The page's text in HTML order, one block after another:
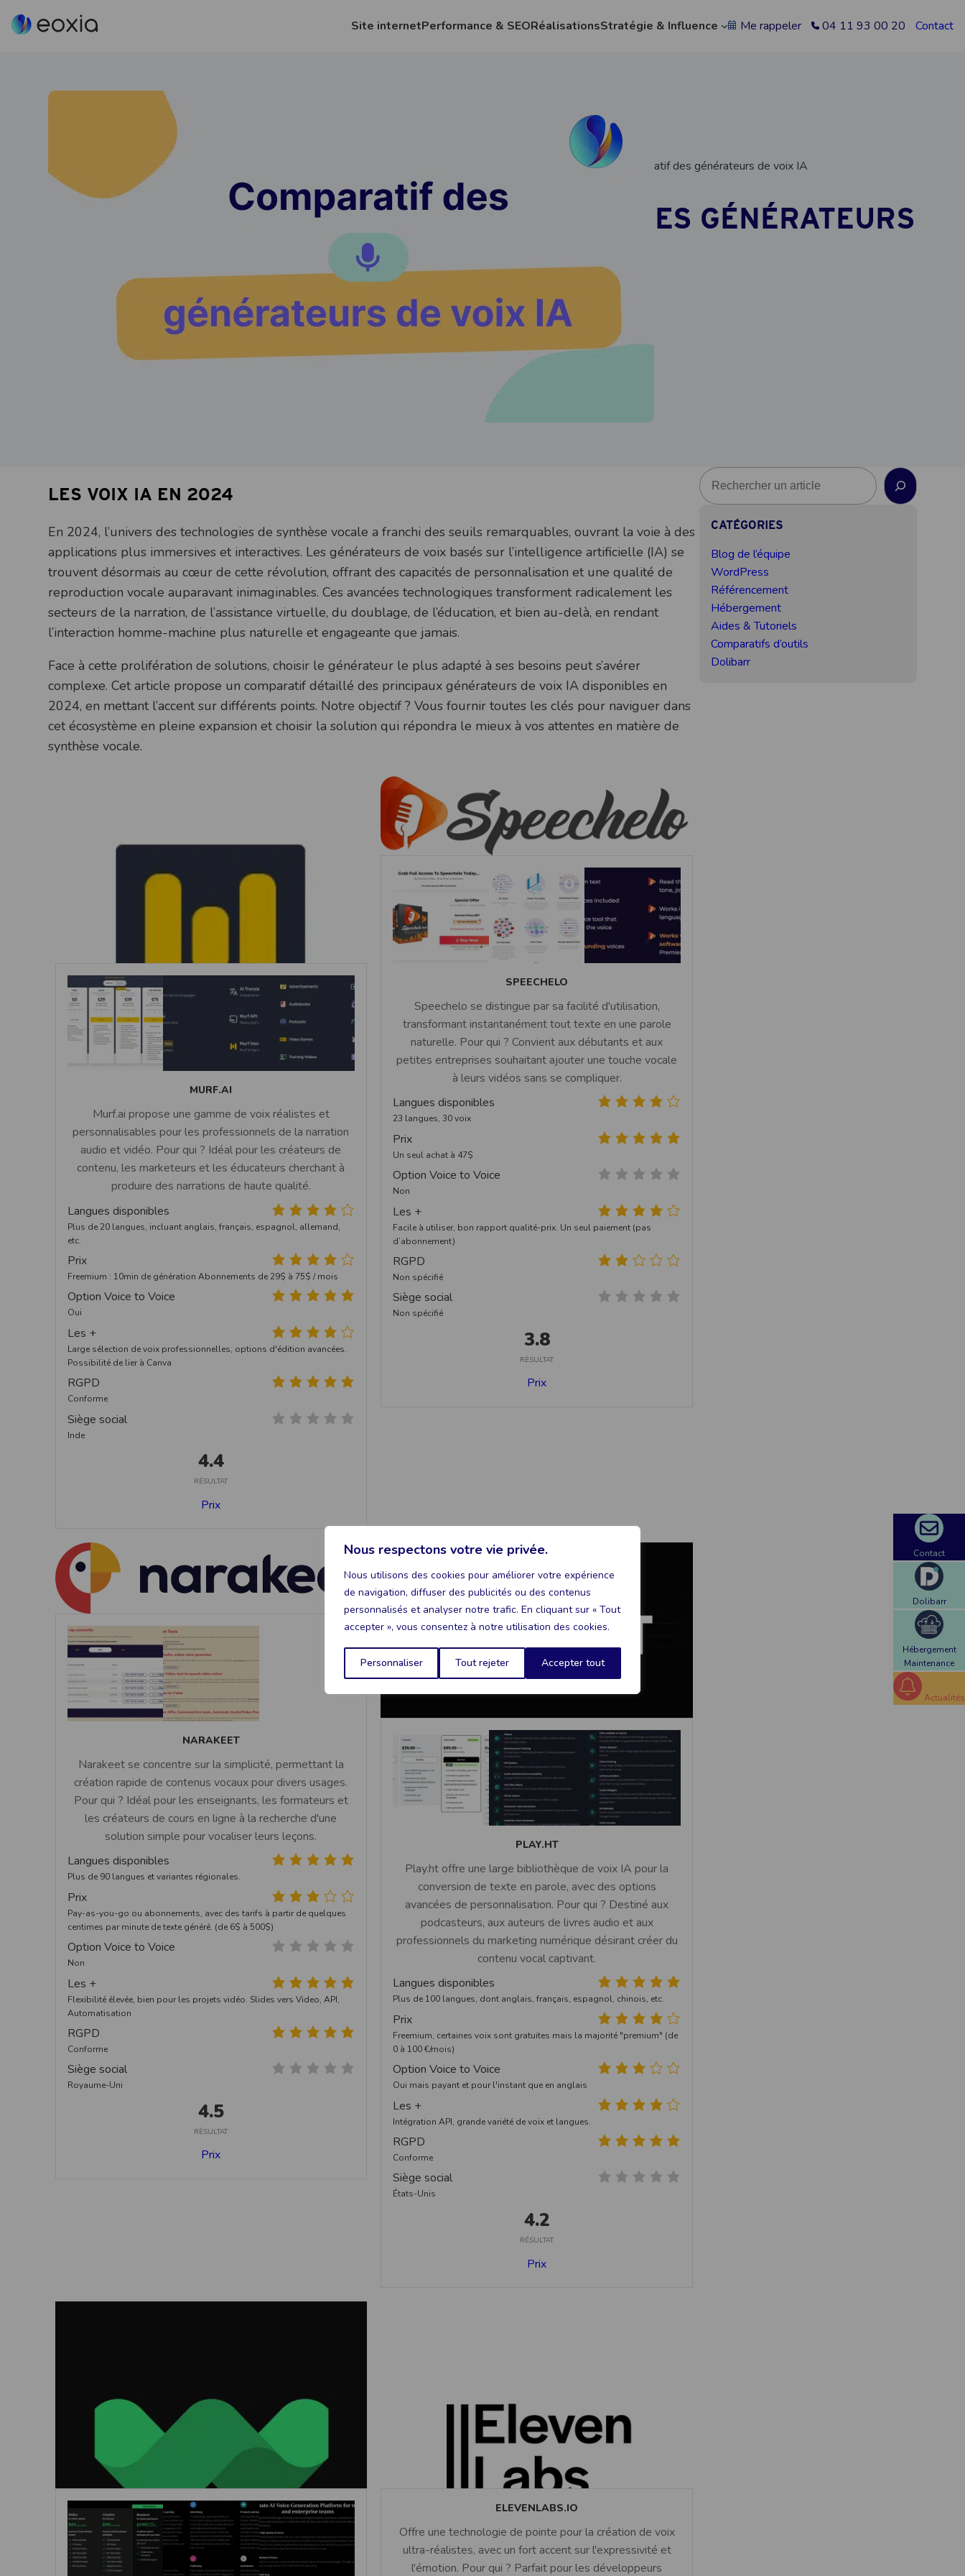
Nous respectons votre vie privée.
Nous utilisons des cookies pour améliorer votre expérience
de navigation, diffuser des publicités ou des contenus
personnalisés et analyser notre trafic. En cliquant sur « Tout
accepter », vous consentez à notre utilisation des cookies.
Personnaliser Tout rejeter Accepter tout
Site internetPerformance & SEORéalisationsStratégie & Influence Me rappeler 04 11 93 00 20 Contact
Comparatifs> Comparatif des générateurs de voix IA
COMPARATIF DES GÉNÉRATEURS
Comparatifs 10 juillet 2024
LES VOIX IA EN 2024
En 2024, l’univers des technologies de synthèse vocale a franchi des seuils remarquables, ouvrant la voie à des
applications plus immersives et interactives. Les générateurs de voix basés sur l’intelligence artificielle (IA) se
trouvent désormais au cœur de cette révolution, offrant des capacités de personnalisation et une qualité de
reproduction vocale auparavant inimaginables. Ces avancées technologiques transforment radicalement les
secteurs de la narration, de l’assistance virtuelle, du doublage, de l’éducation, et bien au-delà, en rendant
l’interaction homme-machine plus naturelle et engageante que jamais.
Face à cette prolifération de solutions, choisir le générateur le plus adapté à ses besoins peut s’avérer
complexe. Cet article propose un comparatif détaillé des principaux générateurs de voix IA disponibles en
2024, en mettant l’accent sur différents points. Notre objectif ? Vous fournir toutes les clés pour naviguer dans
cet écosystème en pleine expansion et choisir la solution qui répondra le mieux à vos attentes en matière de
synthèse vocale.
MURF.AI
Murf.ai propose une gamme de voix réalistes et
personnalisables pour les professionnels de la narration
audio et vidéo. Pour qui ? Idéal pour les créateurs de
contenu, les marketeurs et les éducateurs cherchant à
produire des narrations de haute qualité.
Langues disponibles
Plus de 20 langues, incluant anglais, français, espagnol, allemand,
etc.
Prix
Freemium : 10min de génération Abonnements de 29$ à 75$ / mois
Option Voice to Voice
Oui
Les +
Large sélection de voix professionnelles, options d'édition avancées.
Possibilité de lier à Canva
RGPD
Conforme
Siège social
Inde
4.4
RÉSULTAT
Prix
SPEECHELO
Speechelo se distingue par sa facilité d'utilisation,
transformant instantanément tout texte en une parole
naturelle. Pour qui ? Convient aux débutants et aux
petites entreprises souhaitant ajouter une touche vocale
à leurs vidéos sans se compliquer.
Langues disponibles
23 langues, 30 voix
Prix
Un seul achat à 47$
Option Voice to Voice
Non
Les +
Facile à utiliser, bon rapport qualité-prix. Un seul paiement (pas
d’abonnement)
RGPD
Non spécifié
Siège social
Non spécifié
3.8
RÉSULTAT
Prix
NARAKEET
Narakeet se concentre sur la simplicité, permettant la
création rapide de contenus vocaux pour divers usages.
Pour qui ? Idéal pour les enseignants, les formateurs et
les créateurs de cours en ligne à la recherche d'une
solution simple pour vocaliser leurs leçons.
Langues disponibles
Plus de 90 langues et variantes régionales.
Prix
Pay-as-you-go ou abonnements, avec des tarifs à partir de quelques
centimes par minute de texte généré. (de 6$ à 500$)
Option Voice to Voice
Non
Les +
Flexibilité élevée, bien pour les projets vidéo. Slides vers Video, API,
Automatisation
RGPD
Conforme
Siège social
Royaume-Uni
4.5
RÉSULTAT
Prix
PLAY.HT
Play.ht offre une large bibliothèque de voix IA pour la
conversion de texte en parole, avec des options
avancées de personnalisation. Pour qui ? Destiné aux
podcasteurs, aux auteurs de livres audio et aux
professionnels du marketing numérique désirant créer du
contenu vocal captivant.
Langues disponibles
Plus de 100 langues, dont anglais, français, espagnol, chinois, etc.
Prix
Freemium, certaines voix sont gratuites mais la majorité "premium" (de
0 à 100 €/mois)
Option Voice to Voice
Oui mais payant et pour l'instant que en anglais
Les +
Intégration API, grande variété de voix et langues.
RGPD
Conforme
Siège social
États-Unis
4.2
RÉSULTAT
Prix
ELEVENLABS.IO
Offre une technologie de pointe pour la création de voix
ultra-réalistes, avec un fort accent sur l'expressivité et
l'émotion. Pour qui ? Parfait pour les développeurs
R
e
CATÉGORIES
Blog de l’équipe
WordPress
Référencement
Hébergement
Aides & Tutoriels
Comparatifs d’outils
Dolibarr
Contact
Dolibarr
Hébergement
Maintenance
Actualités